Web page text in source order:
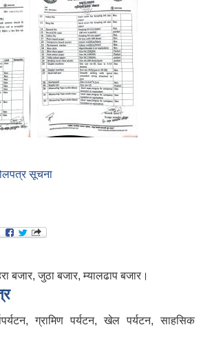
सूचना
बजार, जुठा बजार, म्यालढाप बजार।
ग्रामिण पर्यटन, खेल पर्यटन, साहसिक